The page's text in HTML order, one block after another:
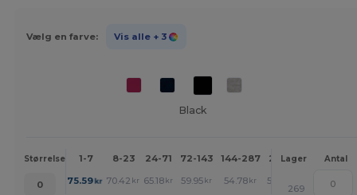
Vælg en farve: Vis alle + 3
Black
Størrelse 1-7 8-23 24-71 72-143 144-287 288 + Mere
Lager Antal
0 75.59kr 70.42 kr 65.18 kr 59.95 kr 54.78 kr 52.16
269